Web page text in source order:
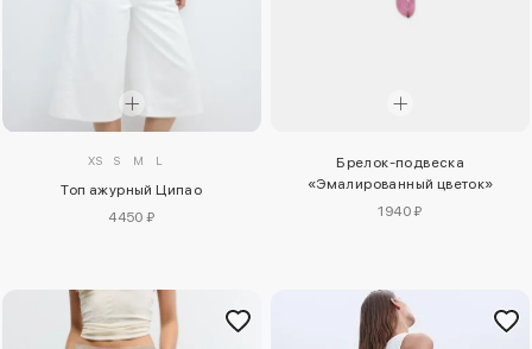
XS S M L
Топ ажурный Ципао
4450 ₽
Брелок-подвеска
«Эмалированный цветок»
1940 ₽